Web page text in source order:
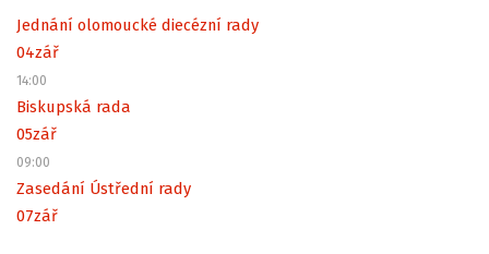
Jednání olomoucké diecézní rady
04zář
14:00
Biskupská rada
05zář
09:00
Zasedání Ústřední rady
07zář